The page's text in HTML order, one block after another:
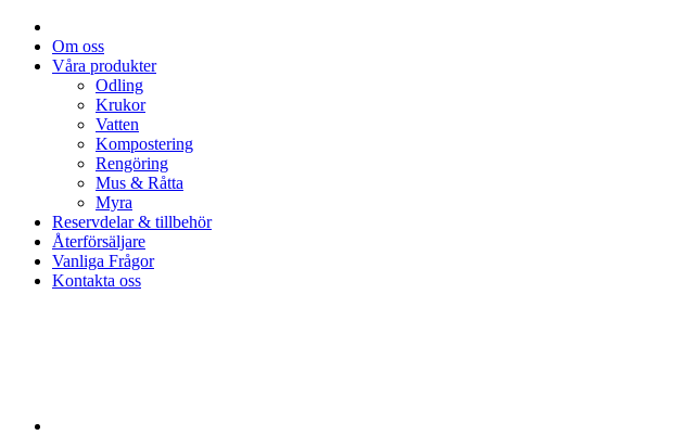
Om oss
Våra produkter
Odling
Krukor
Vatten
Kompostering
Rengöring
Mus & Råtta
Myra
Reservdelar & tillbehör
Återförsäljare
Vanliga Frågor
Kontakta oss